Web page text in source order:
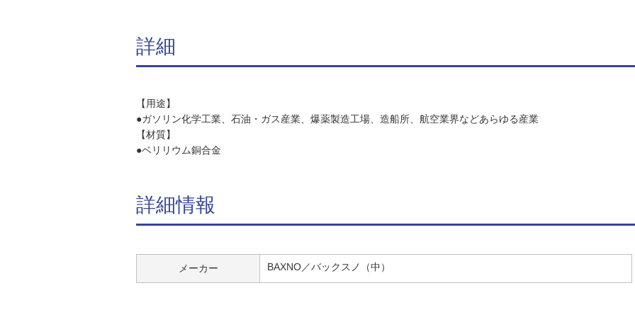
詳細
【用途】
●ガソリン化学工業、石油・ガス産業、爆薬製造工場、造船所、航空業界などあらゆる産業
【材質】
●ベリリウム銅合金
詳細情報
メーカー BAXNO／バックスノ（中）